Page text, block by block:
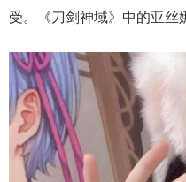
受。《刀剑神域》中的亚丝